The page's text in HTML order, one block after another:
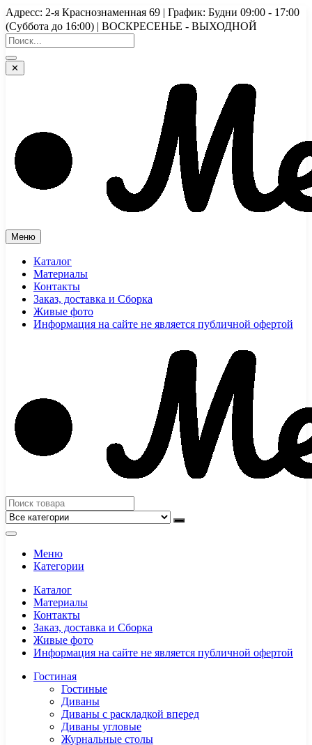
Перейти
к
содержимому
Адресс: 2-я Краснознаменная 69 | График: Будни 09:00 - 17:00
(Суббота до 16:00) | ВОСКРЕСЕНЬЕ - ВЫХОДНОЙ
✕
Меню
Каталог
Материалы
Контакты
Заказ, доставка и Сборка
Живые фото
Информация на сайте не является публичной офертой
Меню
Категории
Каталог
Материалы
Контакты
Заказ, доставка и Сборка
Живые фото
Информация на сайте не является публичной офертой
Гостиная
Гостиные
Диваны
Диваны с раскладкой вперед
Диваны угловые
Журнальные столы